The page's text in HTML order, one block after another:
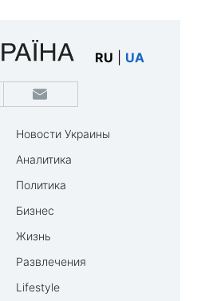
RU UA
Новости Украины
Аналитика
Политика
Бизнес
Жизнь
Развлечения
Lifestyle